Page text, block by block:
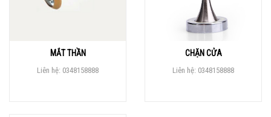
MẮT THẦN
Liên hệ: 0348158888
CHẶN CỬA
Liên hệ: 0348158888